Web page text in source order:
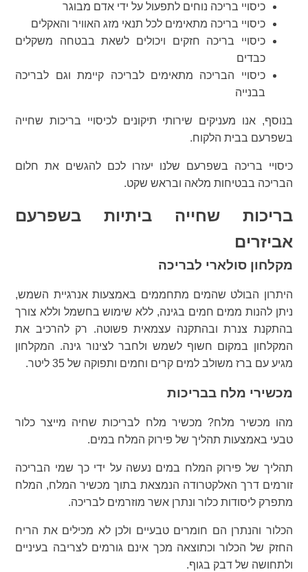
כיסויי בריכה נוחים לתפעול על ידי אדם מבוגר
כיסויי בריכה מתאימים לכל תנאי מזג האוויר והאקלים
כיסויי בריכה חזקים ויכולים לשאת בבטחה משקלים
כבדים
כיסויי הבריכה מתאימים לבריכה קיימת וגם לבריכה
בבנייה
בנוסף, אנו מעניקים שירותי תיקונים לכיסויי בריכות שחייה
בשפרעם בבית הלקוח.
כיסויי בריכה בשפרעם שלנו יעזרו לכם להגשים את חלום
הבריכה בבטיחות מלאה ובראש שקט.
בריכות שחייה ביתיות בשפרעם
אביזרים
מקלחון סולארי לבריכה
היתרון הבולט שהמים מתחממים באמצעות אנרגיית השמש,
ניתן להנות ממים חמים בגינה, ללא שימוש בחשמל וללא צורך
בהתקנת צנרת ובהתקנה עצמאית פשוטה. רק להרכיב את
המקלחון במקום חשוף לשמש ולחבר לצינור גינה. המקלחון
מגיע עם ברז משולב למים קרים וחמים ותפוקה של 35 ליטר.
מכשירי מלח בבריכות
מהו מכשיר מלח? מכשיר מלח לבריכות שחיה מייצר כלור
טבעי באמצעות תהליך של פירוק המלח במים.
תהליך של פירוק המלח במים נעשה על ידי כך שמי הבריכה
זורמים דרך האלקטרודה הנמצאת בתוך מכשיר המלח, המלח
מתפרק ליסודות כלור ונתרן אשר מוזרמים לבריכה.
הכלור והנתרן הם חומרים טבעיים ולכן לא מכילים את הריח
החזק של הכלור וכתוצאה מכך אינם גורמים לצריבה בעיניים
ולתחושה של דבק בגוף.